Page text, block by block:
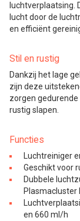
luchtverplaatsing.
lucht door de
en efficiënt
Stil en rustig
Dankzij het lage
zijn deze
zorgen
rustig slapen.
Functies
Luchtreiniger
Geschikt voor
Dubbele
Plasmacluster
en 660 ml/h